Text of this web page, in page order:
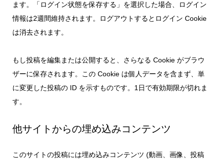
ます。「ログイン状態を保存する」を選択した場合、ログイン
情報は2週間維持されます。ログアウトするとログイン Cookie
は消去されます。
もし投稿を編集または公開すると、さらなる Cookie がブラウ
ザーに保存されます。この Cookie は個人データを含まず、単
に変更した投稿の ID を示すものです。1日で有効期限が切れま
す。
他サイトからの埋め込みコンテンツ
このサイトの投稿には埋め込みコンテンツ (動画、画像、投稿